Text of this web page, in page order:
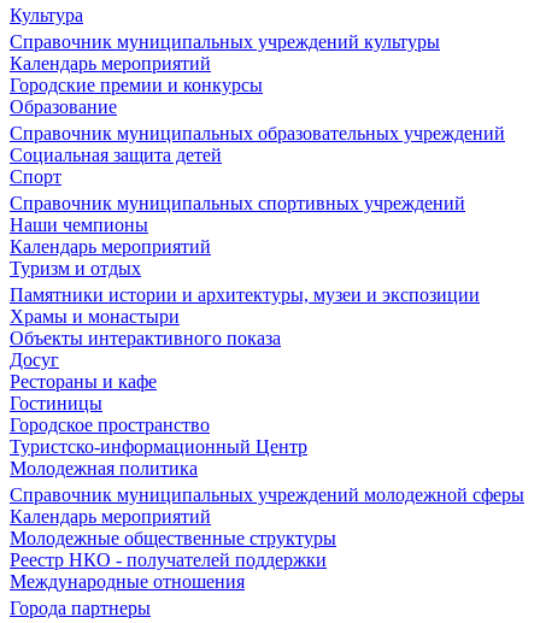
Культура
Справочник муниципальных учреждений культуры
Календарь мероприятий
Городские премии и конкурсы
Образование
Справочник муниципальных образовательных учреждений
Социальная защита детей
Спорт
Справочник муниципальных спортивных учреждений
Наши чемпионы
Календарь мероприятий
Туризм и отдых
Памятники истории и архитектуры, музеи и экспозиции
Храмы и монастыри
Объекты интерактивного показа
Досуг
Рестораны и кафе
Гостиницы
Городское пространство
Туристско-информационный Центр
Молодежная политика
Справочник муниципальных учреждений молодежной сферы
Календарь мероприятий
Молодежные общественные структуры
Реестр НКО - получателей поддержки
Международные отношения
Города партнеры